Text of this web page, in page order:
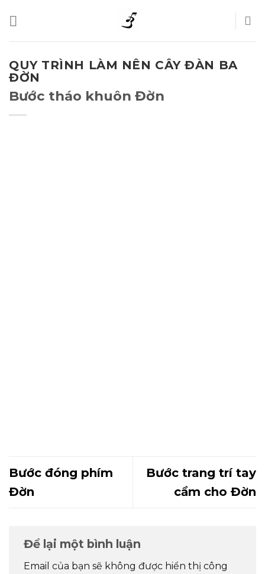
to
content
QUY TRÌNH LÀM NÊN CÂY ĐÀN BA
ĐỜN
Bước tháo khuôn Đờn
Bước đóng phím
Đờn
Bước trang trí tay
cầm cho Đờn
Để lại một bình luận
Email của bạn sẽ không được hiển thị công